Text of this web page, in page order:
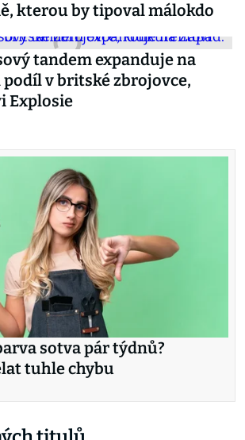
kterou by tipoval málokdo
tandem expanduje na
podíl v britské zbrojovce,
Explosie
sotva pár týdnů?
tuhle chybu